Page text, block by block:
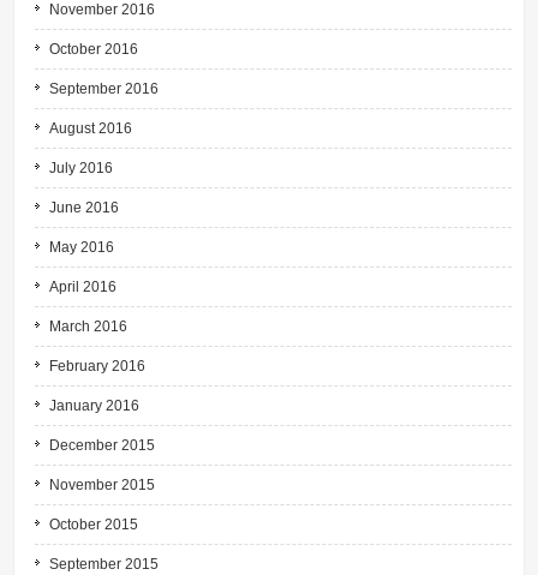
November 2016
October 2016
September 2016
August 2016
July 2016
June 2016
May 2016
April 2016
March 2016
February 2016
January 2016
December 2015
November 2015
October 2015
September 2015